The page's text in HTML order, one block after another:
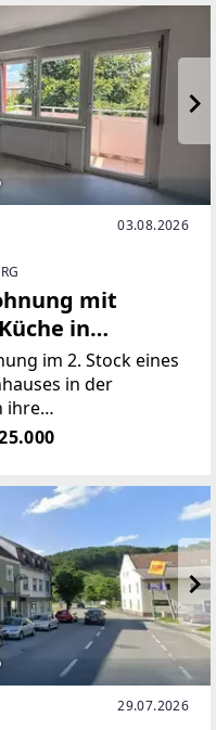
03.08.2026
mit
in
im 2. Stock eines
in der
ihre
freundliche
ist 5Jahre befristet
29.07.2026